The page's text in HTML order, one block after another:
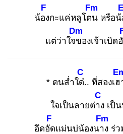
น้อง
F
กะแค่หลูโตน
Fm
หรือน้
แต่ว่าใจข
Dm
องเจ้าเบิด
* ดนส่ำใด๋.
C
. ที่สองเฮ
ใจเป็นลายต่าง
C
เป็น
อึดอัด
F
แม่นบ่น้องนาง
Fm
ร่ว